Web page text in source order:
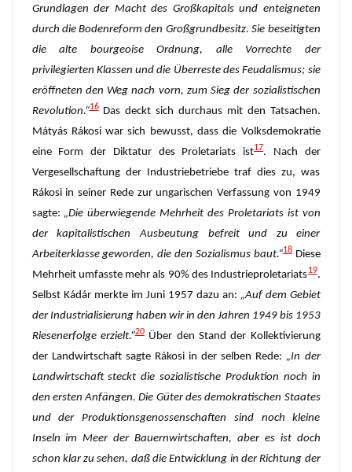
Grundlagen der Macht des Großkapitals und enteigneten
durch die Bodenreform den Großgrundbesitz. Sie beseitigten
die alte bourgeoise Ordnung, alle Vorrechte der
privilegierten Klassen und die Überreste des Feudalismus; sie
eröffneten den Weg nach vorn, zum Sieg der sozialistischen
Revolution.“16Das deckt sich durchaus mit den Tatsachen.
Mátyás Rákosi war sich bewusst, dass die Volksdemokratie
eine Form der Diktatur des Proletariats ist17. Nach der
Vergesellschaftung der Industriebetriebe traf dies zu, was
Rákosi in seiner Rede zur ungarischen Verfassung von 1949
sagte: „Die überwiegende Mehrheit des Proletariats ist von
der kapitalistischen Ausbeutung befreit und zu einer
Arbeiterklasse geworden, die den Sozialismus baut.“18Diese
Mehrheit umfasste mehr als 90% des Industrieproletariats19.
Selbst Kádár merkte im Juni 1957 dazu an: „Auf dem Gebiet
der Industrialisierung haben wir in den Jahren 1949 bis 1953
Riesenerfolge erzielt.“20Über den Stand der Kollektivierung
der Landwirtschaft sagte Rákosi in der selben Rede: „In der
Landwirtschaft steckt die sozialistische Produktion noch in
den ersten Anfängen. Die Güter des demokratischen Staates
und der Produktionsgenossenschaften sind noch kleine
Inseln im Meer der Bauernwirtschaften, aber es ist doch
schon klar zu sehen, daß die Entwicklung in der Richtung der